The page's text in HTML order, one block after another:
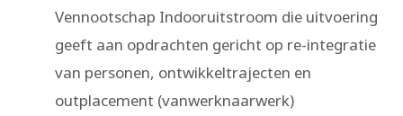
Vennootschap Indooruitstroom die uitvoering
geeft aan opdrachten gericht op re-integratie
van personen, ontwikkeltrajecten en
outplacement (vanwerknaarwerk)